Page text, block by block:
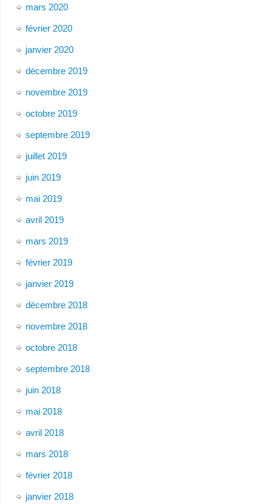
mars 2020
février 2020
janvier 2020
décembre 2019
novembre 2019
octobre 2019
septembre 2019
juillet 2019
juin 2019
mai 2019
avril 2019
mars 2019
février 2019
janvier 2019
décembre 2018
novembre 2018
octobre 2018
septembre 2018
juin 2018
mai 2018
avril 2018
mars 2018
février 2018
janvier 2018